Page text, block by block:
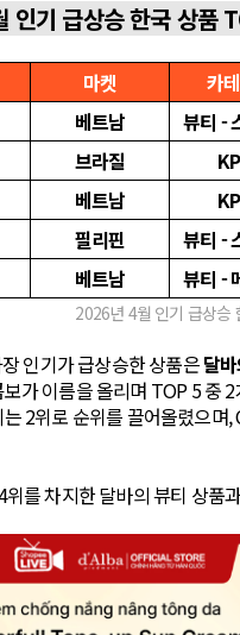
인기 급상승 한국 상품
마켓 카
베트남 뷰티 -
브라질
베트남
필리핀 뷰티 -
베트남 뷰티 -
2026년 4월 인기 급상승
인기가 급상승한 상품은달
가 이름을 올리며 TOP 5 중
2위로 순위를 끌어올렸으며
위를 차지한 달바의 뷰티 상품